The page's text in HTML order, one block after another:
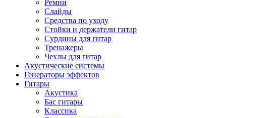
Ремни
Слайды
Средства по уходу
Стойки и держатели гитар
Сурдины для гитар
Тренажеры
Чехлы для гитар
Акустические системы
Генераторы эффектов
Гитары
Акустика
Бас гитары
Классика